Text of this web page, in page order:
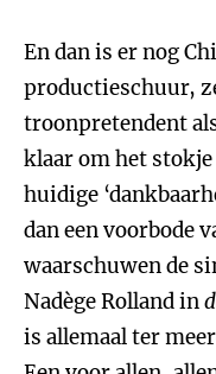
En dan is er nog
productieschuur,
troonpretendent
klaar om het stokje
huidige
dan een voorbode
waarschuwen de
Nadège Rolland in
is allemaal ter